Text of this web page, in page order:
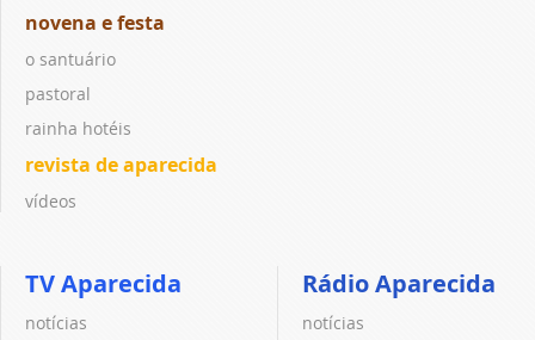
novena e festa
o santuário
pastoral
rainha hotéis
revista de aparecida
vídeos
TV Aparecida
notícias
Rádio Aparecida
notícias